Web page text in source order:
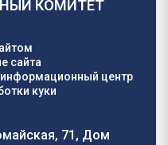
КОМИТЕТ
сайта
центр
куки
71, Дом